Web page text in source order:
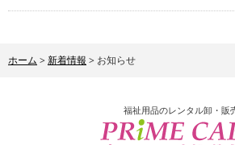
ホーム >新着情報 > お知らせ
福祉用品のレンタル卸・販